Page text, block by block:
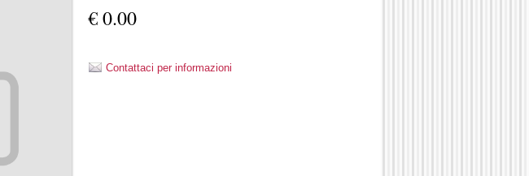
€ 0.00
Contattaci per informazioni